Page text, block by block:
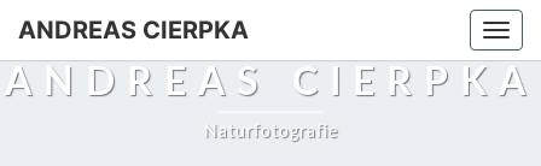
ANDREAS CIERPKA
ANDREAS CIERPKA
Naturfotografie